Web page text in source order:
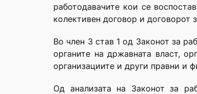
работодавачите кои се
колективен договор и договорот
Во член 3 став 1 од Законот за
органите на државната власт,
организациите и други правни и
Од анализата на Законот за